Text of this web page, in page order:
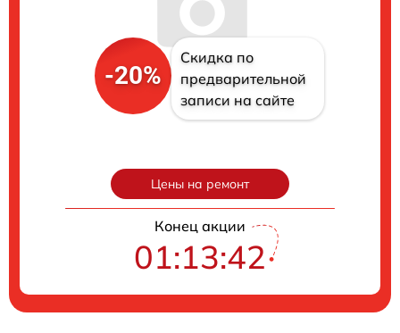
-20%
Скидка по
предварительной
записи на сайте
Цены на ремонт
Конец акции
01:13:41